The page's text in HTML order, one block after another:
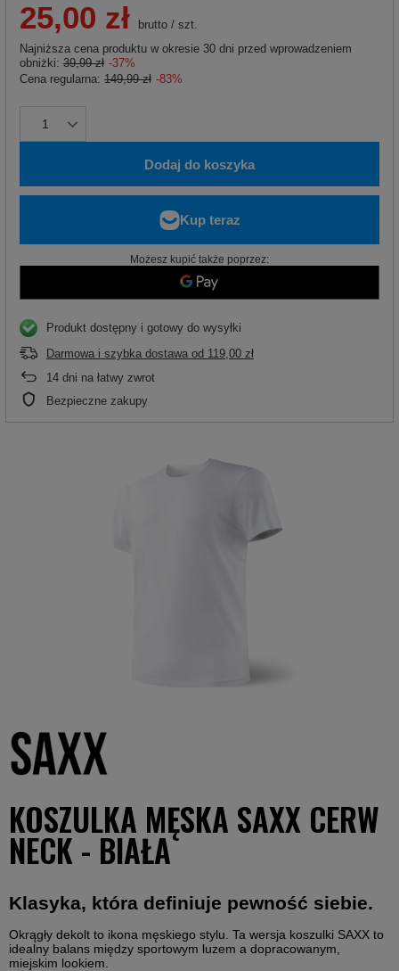
25,00 zł brutto / szt.
Najniższa cena produktu w okresie 30 dni przed wprowadzeniem
obniżki: 39,99 zł -37%
Cena regularna: 149,99 zł -83%
Dodaj do koszyka
Możesz kupić także poprzez:
Produkt dostępny i gotowy do wysyłki
Darmowa i szybka dostawa od 119,00 zł
14 dni na łatwy zwrot
Bezpieczne zakupy
KOSZULKA MĘSKA SAXX CERW
NECK - BIAŁA
Klasyka, która definiuje pewność siebie.
Okrągły dekolt to ikona męskiego stylu. Ta wersja koszulki SAXX to
idealny balans między sportowym luzem a dopracowanym,
miejskim lookiem.